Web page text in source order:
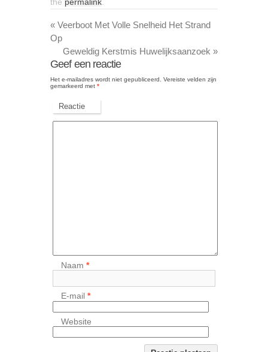
« Veerboot Met Volle Snelheid Het Strand
Op
Geweldig Kerstmis Huwelijksaanzoek »
Geef een reactie
Het e-mailadres wordt niet gepubliceerd.
Vereiste velden zijn
gemarkeerd met *
Reactie
Naam*
E-mail*
Website